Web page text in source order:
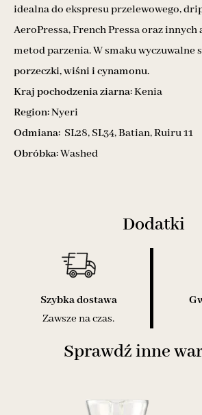
idealna do ekspresu przelewowego,
AeroPressa, French Pressa oraz
metod parzenia. W smaku wyczuwalne
porzeczki, wiśni i cynamonu.
Kraj pochodzenia ziarna:Kenia
Region:Nyeri
Odmiana: SL28, SL34, Batian, Ruiru 11
Obróbka:Washed
Dodatki
Szybka dostawa
Zawsze na czas.
Sprawdź inne